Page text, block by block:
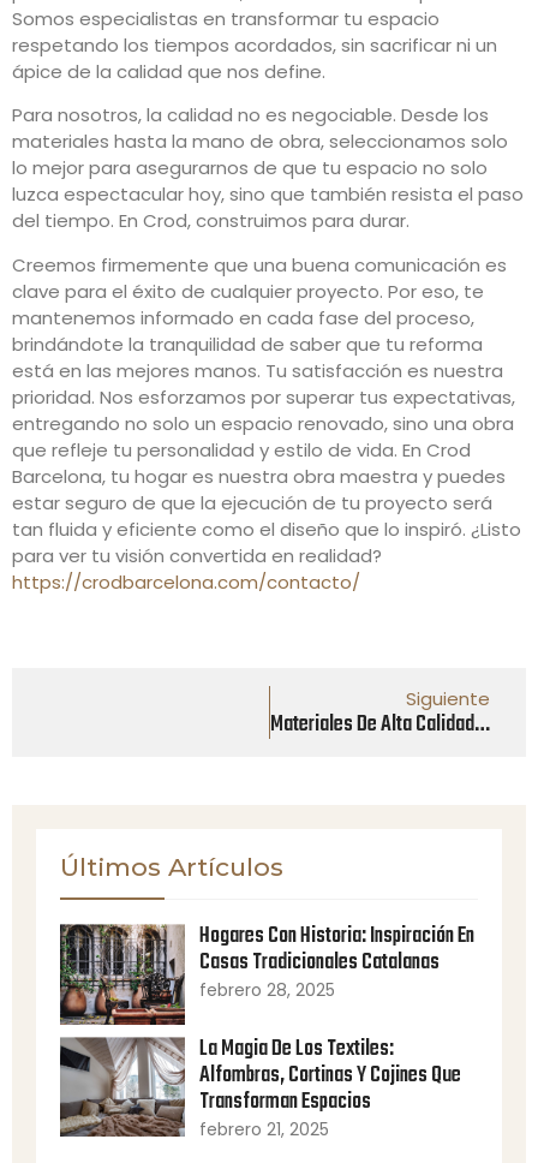
Somos especialistas en transformar tu espacio
respetando los tiempos acordados, sin sacrificar ni un
ápice de la calidad que nos define.
Para nosotros, la calidad no es negociable. Desde los
materiales hasta la mano de obra, seleccionamos solo
lo mejor para asegurarnos de que tu espacio no solo
luzca espectacular hoy, sino que también resista el paso
del tiempo. En Crod, construimos para durar.
Creemos firmemente que una buena comunicación es
clave para el éxito de cualquier proyecto. Por eso, te
mantenemos informado en cada fase del proceso,
brindándote la tranquilidad de saber que tu reforma
está en las mejores manos. Tu satisfacción es nuestra
prioridad. Nos esforzamos por superar tus expectativas,
entregando no solo un espacio renovado, sino una obra
que refleje tu personalidad y estilo de vida. En Crod
Barcelona, tu hogar es nuestra obra maestra y puedes
estar seguro de que la ejecución de tu proyecto será
tan fluida y eficiente como el diseño que lo inspiró. ¿Listo
para ver tu visión convertida en realidad?
https://crodbarcelona.com/contacto/
Siguiente
Materiales De Alta Calidad: Una Inversión En Belleza Y Durabilidad
Últimos Artículos
Hogares Con Historia: Inspiración En
Casas Tradicionales Catalanas
febrero 28, 2025
La Magia De Los Textiles:
Alfombras, Cortinas Y Cojines Que
Transforman Espacios
febrero 21, 2025